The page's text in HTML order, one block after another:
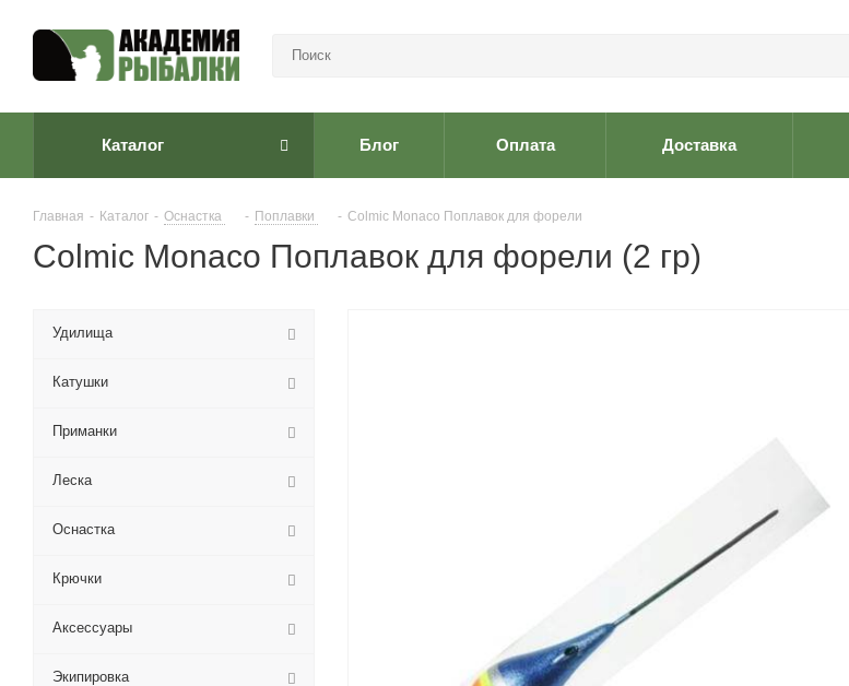
Каталог Блог Оплата Доставка
Главная - Каталог - Оснастка - Поплавки - Colmic Monaco Поплавок для форели
Colmic Monaco Поплавок для форели (2 гр)
Удилища
Катушки
Приманки
Леска
Оснастка
Крючки
Аксессуары
Экипировка